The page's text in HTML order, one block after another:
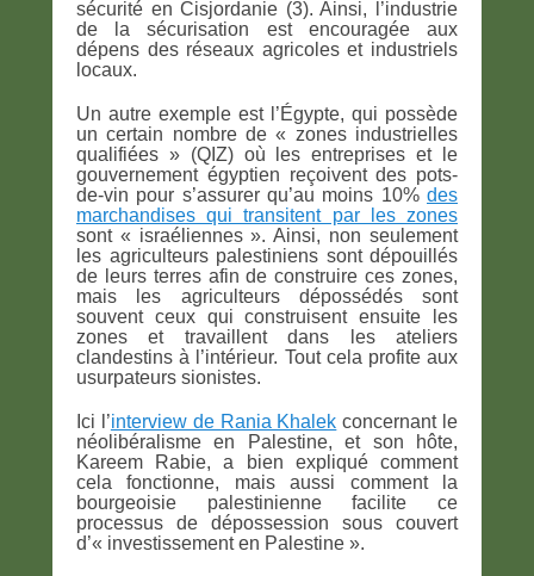
sécurité en Cisjordanie (3). Ainsi, l’industrie
de la sécurisation est encouragée aux
dépens des réseaux agricoles et industriels
locaux.
Un autre exemple est l’Égypte, qui possède
un certain nombre de « zones industrielles
qualifiées » (QIZ) où les entreprises et le
gouvernement égyptien reçoivent des pots-
de-vin pour s’assurer qu’au moins 10% des
marchandises qui transitent par les zones
sont « israéliennes ». Ainsi, non seulement
les agriculteurs palestiniens sont dépouillés
de leurs terres afin de construire ces zones,
mais les agriculteurs dépossédés sont
souvent ceux qui construisent ensuite les
zones et travaillent dans les ateliers
clandestins à l’intérieur. Tout cela profite aux
usurpateurs sionistes.
Ici l’interview de Rania Khalek concernant le
néolibéralisme en Palestine, et son hôte,
Kareem Rabie, a bien expliqué comment
cela fonctionne, mais aussi comment la
bourgeoisie palestinienne facilite ce
processus de dépossession sous couvert
d’« investissement en Palestine ».